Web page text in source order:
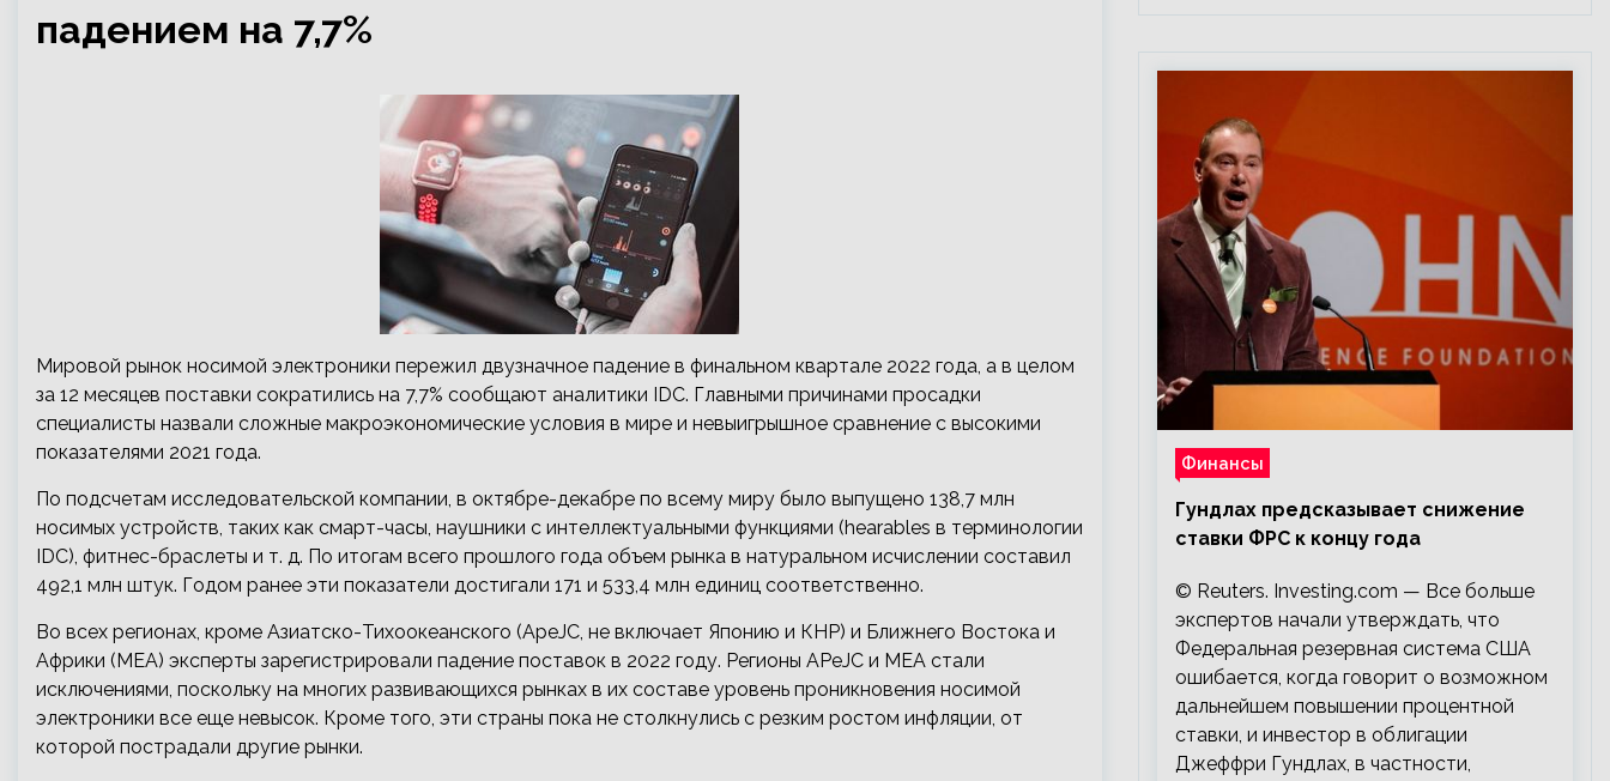
падением на 7,7%
Мировой рынок носимой электроники пережил двузначное падение в финальном квартале 2022 года, а в целом
за 12 месяцев поставки сократились на 7,7% сообщают аналитики IDC. Главными причинами просадки
специалисты назвали сложные макроэкономические условия в мире и невыигрышное сравнение с высокими
показателями 2021 года.
По подсчетам исследовательской компании, в октябре-декабре по всему миру было выпущено 138,7 млн
носимых устройств, таких как смарт-часы, наушники с интеллектуальными функциями (hearables в терминологии
IDC), фитнес-браслеты и т. д. По итогам всего прошлого года объем рынка в натуральном исчислении составил
492,1 млн штук. Годом ранее эти показатели достигали 171 и 533,4 млн единиц соответственно.
Во всех регионах, кроме Азиатско-Тихоокеанского (ApeJC, не включает Японию и КНР) и Ближнего Востока и
Африки (MEA) эксперты зарегистрировали падение поставок в 2022 году. Регионы APeJC и MEA стали
исключениями, поскольку на многих развивающихся рынках в их составе уровень проникновения носимой
электроники все еще невысок. Кроме того, эти страны пока не столкнулись с резким ростом инфляции, от
которой пострадали другие рынки.
Финансы
Гундлах предсказывает снижение
ставки ФРС к концу года
© Reuters. Investing.com — Все больше
экспертов начали утверждать, что
Федеральная резервная система США
ошибается, когда говорит о возможном
дальнейшем повышении процентной
ставки, и инвестор в облигации
Джеффри Гундлах, в частности,